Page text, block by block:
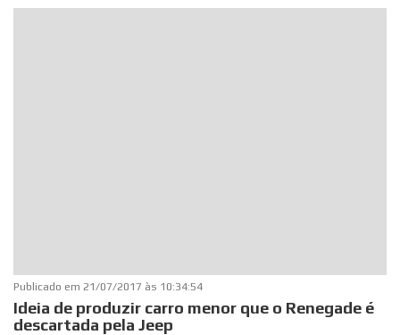
Publicado em 21/07/2017 às 10:34:54
Ideia de produzir carro menor que o Renegade é
descartada pela Jeep